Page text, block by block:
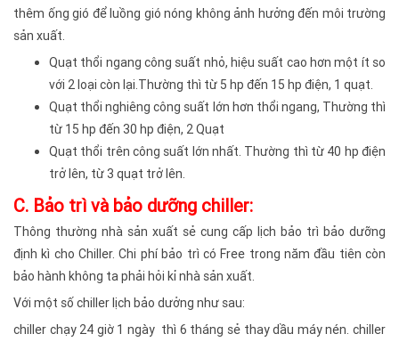
thêm ống gió để luồng gió nóng không ảnh hưởng đến môi trường
sản xuất.
Quạt thổi ngang công suất nhỏ, hiệu suất cao hơn một ít so
với 2 loại còn lại.Thường thì từ 5 hp đến 15 hp điện, 1 quạt.
Quạt thổi nghiêng công suất lớn hơn thổi ngang, Thường thì
từ 15 hp đến 30 hp điện, 2 Quạt
Quạt thổi trên công suất lớn nhất. Thường thì từ 40 hp điện
trở lên, từ 3 quạt trở lên.
C. Bảo trì và bảo dưỡng chiller:
Thông thường nhà sản xuất sẻ cung cấp lịch bảo trì bảo dưỡng
định kì cho Chiller. Chi phí bảo trì có Free trong năm đầu tiên còn
bảo hành không ta phải hỏi kỉ nhà sản xuất.
Với một số chiller lịch bảo dưởng như sau:
chiller chạy 24 giờ 1 ngày thì 6 tháng sẻ thay dầu máy nén. chiller